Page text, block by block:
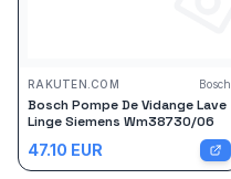
RAKUTEN.COM Bosch
Bosch Pompe De Vidange Lave
Linge Siemens Wm38730/06
47.10 EUR